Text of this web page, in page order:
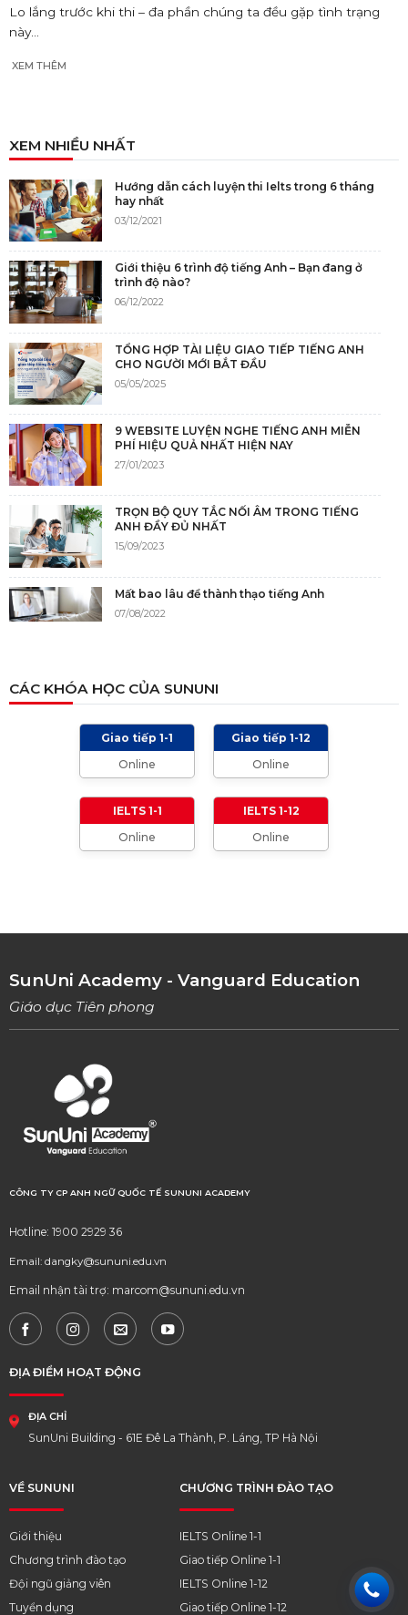
Lo lắng trước khi thi – đa phần chúng ta đều gặp tình trạng
này...
XEM THÊM
XEM NHIỀU NHẤT
Hướng dẫn cách luyện thi Ielts trong 6 tháng
hay nhất
03/12/2021
Giới thiệu 6 trình độ tiếng Anh – Bạn đang ở
trình độ nào?
06/12/2022
TỔNG HỢP TÀI LIỆU GIAO TIẾP TIẾNG ANH
CHO NGƯỜI MỚI BẮT ĐẦU
05/05/2025
9 WEBSITE LUYỆN NGHE TIẾNG ANH MIỄN
PHÍ HIỆU QUẢ NHẤT HIỆN NAY
27/01/2023
TRỌN BỘ QUY TẮC NỐI ÂM TRONG TIẾNG
ANH ĐẦY ĐỦ NHẤT
15/09/2023
Mất bao lâu để thành thạo tiếng Anh
07/08/2022
05/12/2021
TIÊU CHÍ CHẤM IELTS SPEAKING, WRITING
2024 VÀ NHỮNG LƯU Ý
TỔNG HỢP CÁCH XƯNG HÔ TRONG TIẾNG
ANH (Từ formal đến informal)
DỤNG VÀ CÁCH VẬN DỤNG
CÁC KHÓA HỌC CỦA SUNUNI
Giao tiếp 1-1
Online
Giao tiếp 1-12
Online
IELTS 1-1
Online
IELTS 1-12
Online
SunUni Academy - Vanguard Education
Giáo dục Tiên phong
CÔNG TY CP ANH NGỮ QUỐC TẾ SUNUNI ACADEMY
Hotline: 1900 2929 36
Email: dangky@sununi.edu.vn
Email nhận tài trợ: marcom@sununi.edu.vn
VỀ SUNUNI
Giới thiệu
Chương trình đào tạo
Đội ngũ giảng viên
Tuyển dụng
ĐỊA ĐIỂM HOẠT ĐỘNG
ĐỊA CHỈ
SunUni Building - 61E Đê La Thành, P. Láng, TP Hà Nội
CHƯƠNG TRÌNH ĐÀO TẠO
IELTS Online 1-1
Giao tiếp Online 1-1
IELTS Online 1-12
Giao tiếp Online 1-12